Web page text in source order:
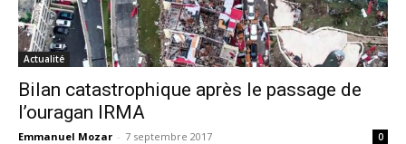
Actualité
Bilan catastrophique après le passage de
l’ouragan IRMA
Emmanuel Mozar - 7 septembre 2017 0